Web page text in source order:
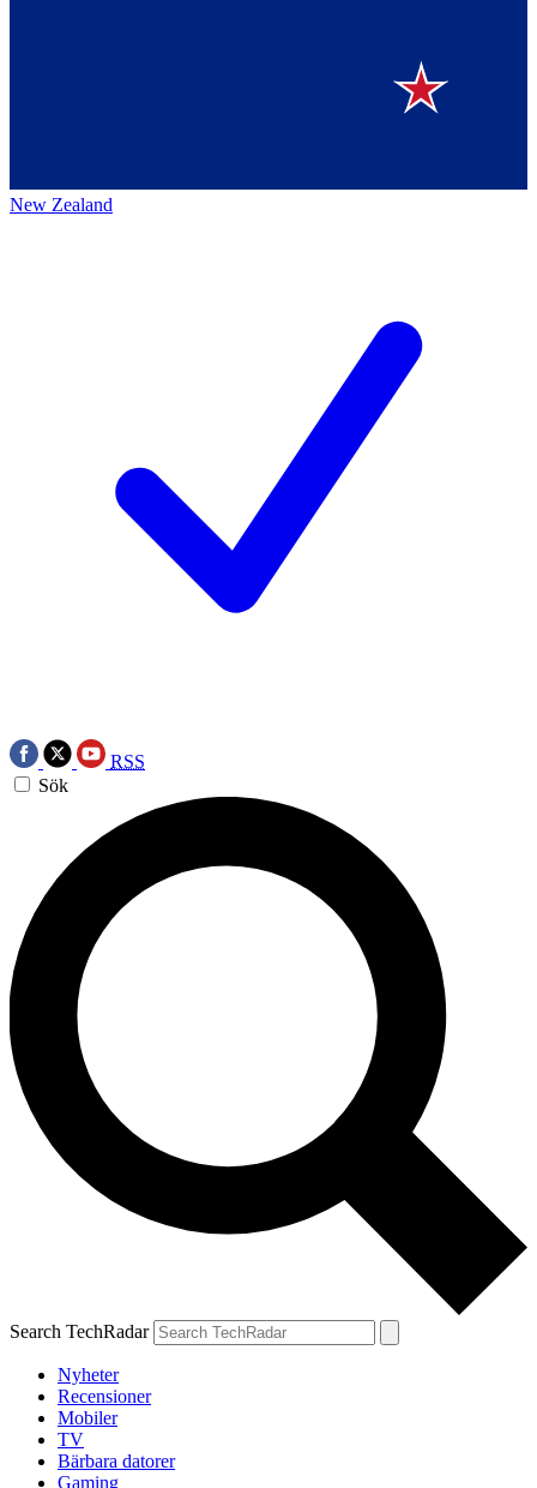
New Zealand
RSS
Sök
Search TechRadar
Nyheter
Recensioner
Mobiler
TV
Bärbara datorer
Gaming